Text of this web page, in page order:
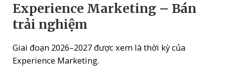
Experience Marketing – Bán
trải nghiệm
Giai đoạn 2026–2027 được xem là thời kỳ của
Experience Marketing.